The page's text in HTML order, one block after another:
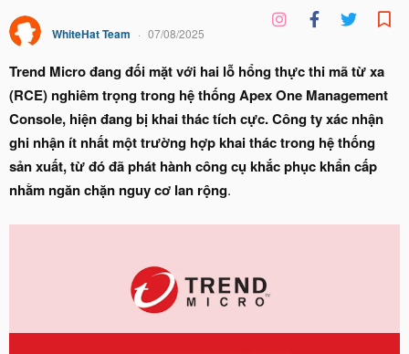
WhiteHat Team 07/08/2025
Trend Micro đang đối mặt với hai lỗ hổng thực thi mã từ xa
(RCE) nghiêm trọng trong hệ thống Apex One Management
Console, hiện đang bị khai thác tích cực. Công ty xác nhận
ghi nhận ít nhất một trường hợp khai thác trong hệ thống
sản xuất, từ đó đã phát hành công cụ khắc phục khẩn cấp
nhằm ngăn chặn nguy cơ lan rộng.